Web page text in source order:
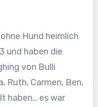
Hund heimlich
und haben die
von Bulli
Ruth, Carmen, Ben,
haben… es war